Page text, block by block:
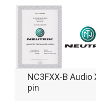
NC3FXX-B
pin